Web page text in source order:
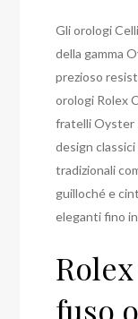
Gli orologi
della gamma
prezioso
orologi Rolex
fratelli Oyster
design
tradizionali
guilloché e
eleganti fino
fuso